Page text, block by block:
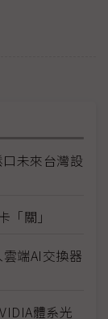
未來台灣設
關」
端AI交換器
體系光